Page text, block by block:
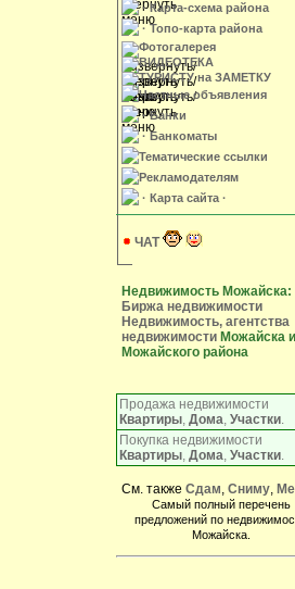
· Карта-схема района
· Топо-карта района
Фотогалерея
ВИДЕОТЕКА
ТУРИСТУ на ЗАМЕТКУ
Частные объявления
· Банки
· Банкоматы
Тематические ссылки
Рекламодателям
· Карта сайта ·
ЧАТ
Недвижимость Можайска:
Биржа недвижимости
Недвижимость, агентства
недвижимости Можайска и
Можайского района
Продажа недвижимости
Квартиры, Дома, Участки.
Покупка недвижимости
Квартиры, Дома, Участки.
См. также Сдам, Сниму,
Самый полный перечень
предложений по
Можайска.